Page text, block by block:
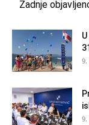
Zadnje
9.
9.